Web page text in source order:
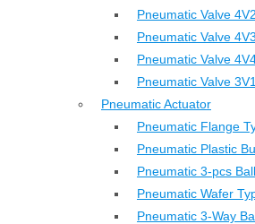
Pneumatic Valve
Pneumatic Valve
Pneumatic Valve
Pneumatic Valve
Pneumatic Actuator
Pneumatic Flange
Pneumatic Plastic
Pneumatic 3-pcs Ball
Pneumatic Wafer
Pneumatic 3-Way